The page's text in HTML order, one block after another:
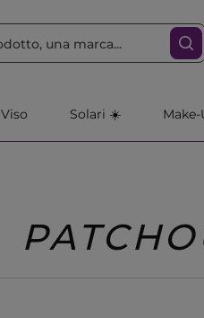
Viso Solari ☀️ Make-